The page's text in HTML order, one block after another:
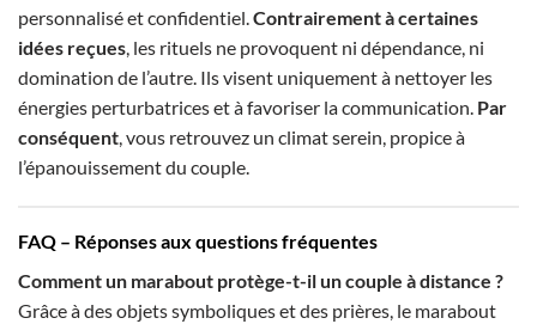
personnalisé et confidentiel. Contrairement à certaines
idées reçues , les rituels ne provoquent ni dépendance, ni
domination de l’autre. Ils visent uniquement à nettoyer les
énergies perturbatrices et à favoriser la communication. Par
conséquent , vous retrouvez un climat serein, propice à
l’épanouissement du couple.
FAQ – Réponses aux questions fréquentes
Comment un marabout protège-t-il un couple à distance ?
Grâce à des objets symboliques et des prières, le marabout